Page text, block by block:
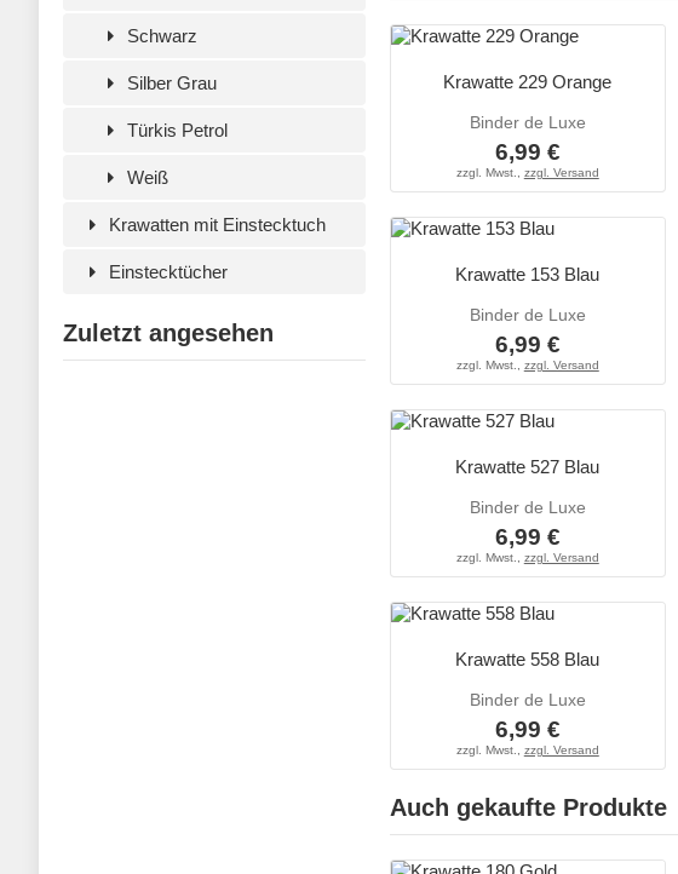
Schwarz
Silber Grau
Türkis Petrol
Weiß
Krawatten mit Einstecktuch
Einstecktücher
Zuletzt angesehen
Krawatte 229 Orange
Binder de Luxe
6,99 €
zzgl. Mwst., zzgl. Versand
Krawatte 153 Blau
Binder de Luxe
6,99 €
zzgl. Mwst., zzgl. Versand
Krawatte 527 Blau
Binder de Luxe
6,99 €
zzgl. Mwst., zzgl. Versand
Krawatte 558 Blau
Binder de Luxe
6,99 €
zzgl. Mwst., zzgl. Versand
Auch gekaufte Produkte